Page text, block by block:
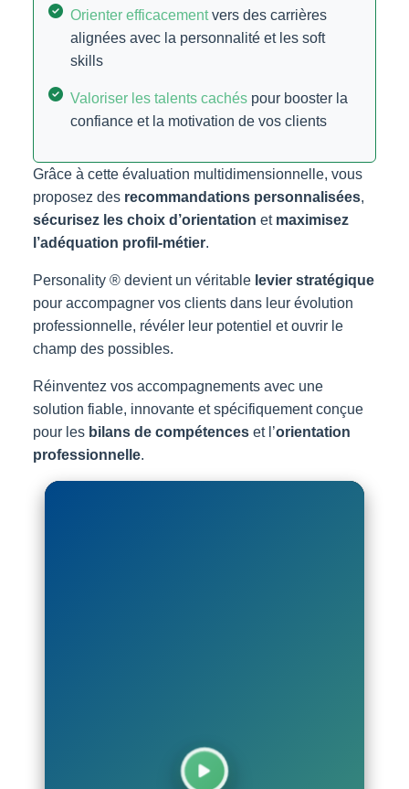
Orienter efficacementvers des carrières
alignées avec la personnalité et les soft
skills
Valoriser les talents cachés pour booster la
confiance et la motivation de vos clients
Grâce à cette évaluation multidimensionnelle, vous
proposez des recommandations personnalisées,
sécurisez les choix d’orientation et maximisez
l’adéquation profil-métier.
Personality ® devient un véritable levier stratégique
pour accompagner vos clients dans leur évolution
professionnelle, révéler leur potentiel et ouvrir le
champ des possibles.
Réinventez vos accompagnements avec une
solution fiable, innovante et spécifiquement conçue
pour les bilans de compétences et l’orientation
professionnelle.